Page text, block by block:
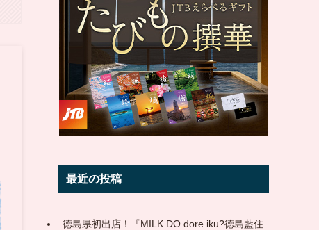
最近の投稿
徳島県初出店！『MILK DO dore iku?徳島藍住